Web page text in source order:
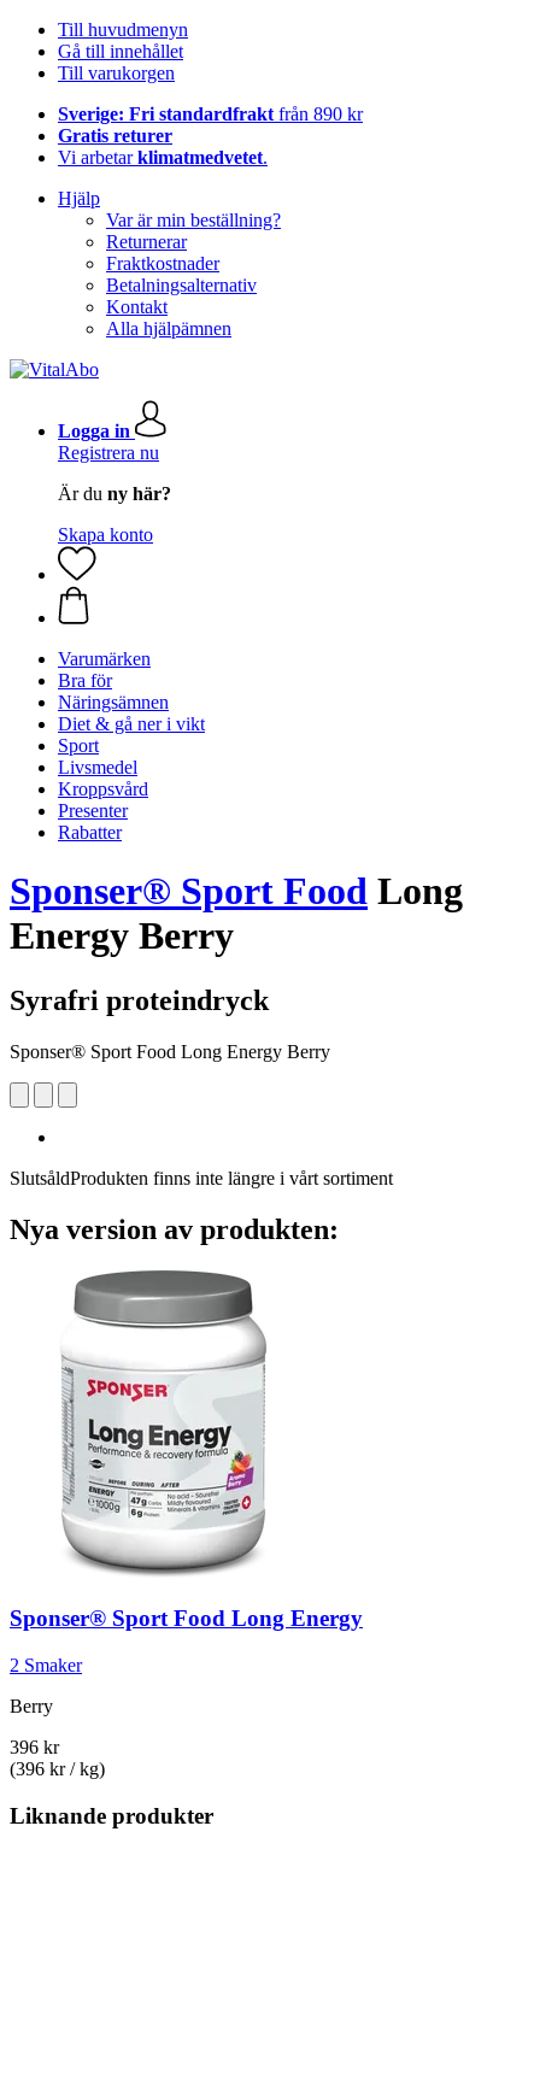
Till huvudmenyn
Gå till innehållet
Till varukorgen
Sverige: Fri standardfrakt från 890 kr
Gratis returer
Vi arbetarklimatmedvetet.
Hjälp
Var är min beställning?
Returnerar
Fraktkostnader
Betalningsalternativ
Kontakt
Alla hjälpämnen
Logga in
Registrera nu
Är du ny här?
Skapa konto
Varumärken
Bra för
Näringsämnen
Diet & gå ner i vikt
Sport
Livsmedel
Kroppsvård
Presenter
Rabatter
Sponser® Sport Food Long
Energy Berry
Syrafri proteindryck
Sponser® Sport Food Long Energy Berry
SlutsåldProdukten finns inte längre i vårt sortiment
Nya version av produkten:
Sponser® Sport Food Long Energy
2 Smaker
Berry
396 kr
(396 kr / kg)
Liknande produkter